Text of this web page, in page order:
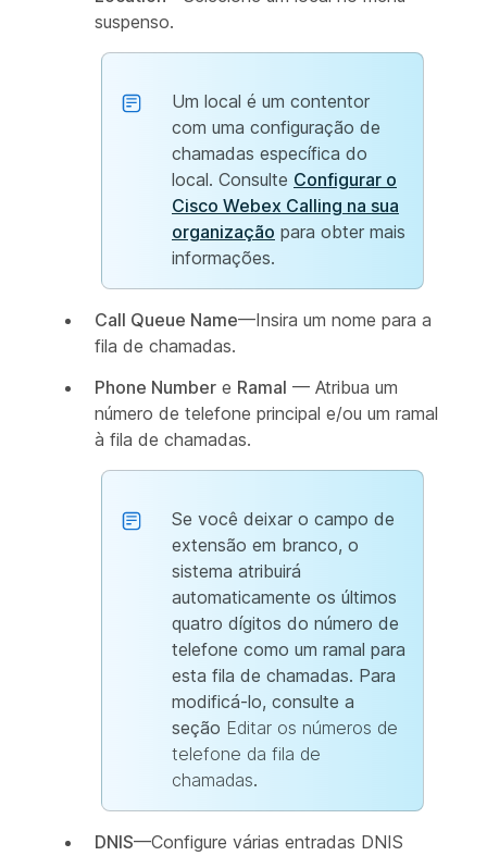
suspenso.
Um local é um contentor
com uma configuração de
chamadas específica do
local. Consulte Configurar o
Cisco Webex Calling na sua
organização para obter mais
informações.
Call Queue Name—Insira um nome para a
fila de chamadas.
Phone Number e Ramal — Atribua um
número de telefone principal e/ou um ramal
à fila de chamadas.
Se você deixar o campo de
extensão em branco, o
sistema atribuirá
automaticamente os últimos
quatro dígitos do número de
telefone como um ramal para
esta fila de chamadas. Para
modificá-lo, consulte a
seção Editar os números de
telefone da fila de
chamadas.
DNIS—Configure várias entradas DNIS